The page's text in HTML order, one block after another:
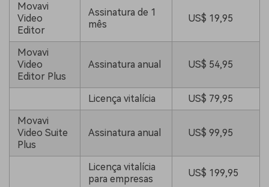
Movavi
Video
Editor
Assinatura de 1
mês
US$ 19,95
Movavi
Video
Editor Plus
Assinatura anual US$ 54,95
Licença vitalícia
US$ 79,95
Movavi
Video Suite
Plus
Assinatura anual US$ 99,95
Licença vitalícia
para empresas
US$ 199,95